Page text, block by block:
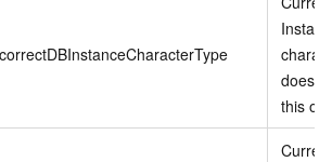
does
this